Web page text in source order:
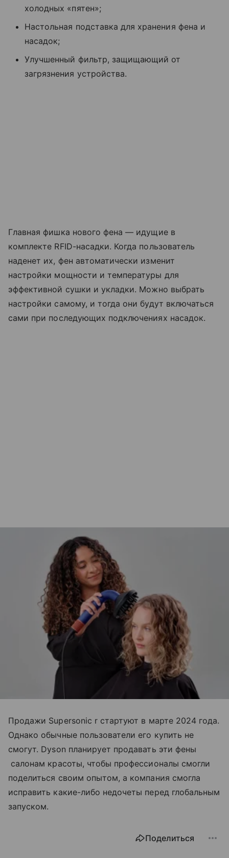
холодных «пятен»;
Настольная подставка для хранения фена и
насадок;
Улучшенный фильтр, защищающий от
загрязнения устройства.
Главная фишка нового фена — идущие в
комплекте RFID-насадки. Когда пользователь
наденет их, фен автоматически изменит
настройки мощности и температуры для
эффективной сушки и укладки. Можно выбрать
настройки самому, и тогда они будут включаться
сами при последующих подключениях насадок.
Продажи Supersonic r стартуют в марте 2024 года.
Однако обычные пользователи его купить не
смогут. Dyson планирует продавать эти фены
салонам красоты, чтобы профессионалы смогли
поделиться своим опытом, а компания смогла
исправить какие-либо недочеты перед глобальным
запуском.
Поделиться